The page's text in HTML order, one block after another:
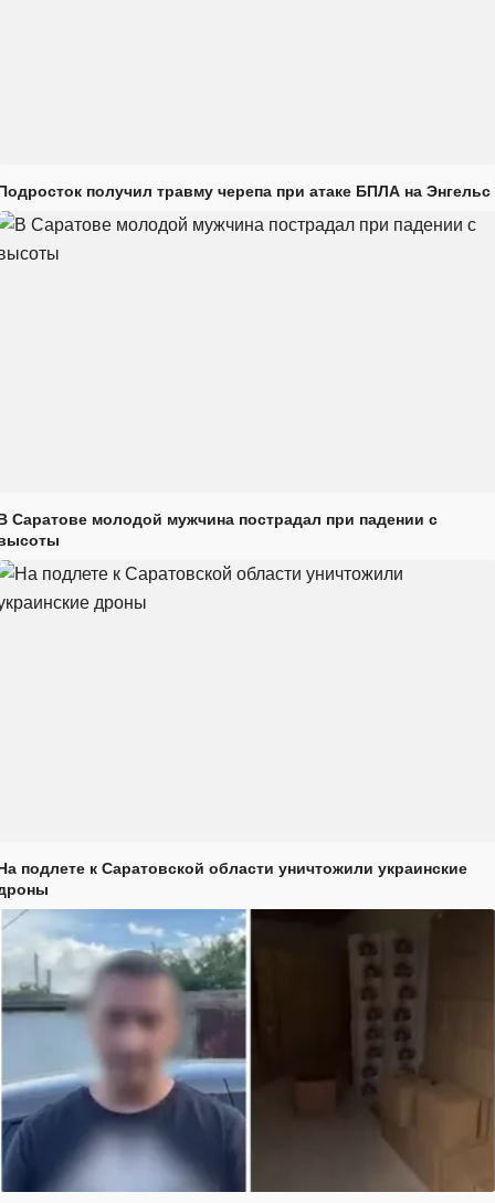
получил травму черепа при атаке БПЛА на Энгельс
Саратове молодой мужчина пострадал при падении с
подлете к Саратовской области уничтожили украинские